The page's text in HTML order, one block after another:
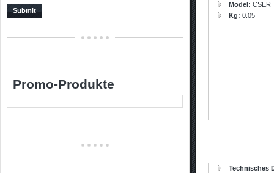
Submit
Promo-Produkte
Model: CSER
Kg: 0.05
Technisches